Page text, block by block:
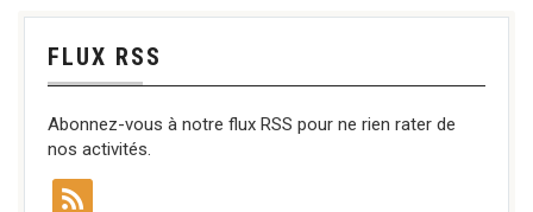
FLUX RSS
Abonnez-vous à notre flux RSS pour ne rien rater de
nos activités.